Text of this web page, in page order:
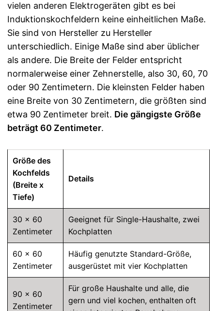
vielen anderen Elektrogeräten gibt es bei
Induktionskochfeldern keine einheitlichen Maße.
Sie sind von Hersteller zu Hersteller
unterschiedlich. Einige Maße sind aber üblicher
als andere. Die Breite der Felder entspricht
normalerweise einer Zehnerstelle, also 30, 60, 70
oder 90 Zentimetern. Die kleinsten Felder haben
eine Breite von 30 Zentimetern, die größten sind
etwa 90 Zentimeter breit. Die gängigste Größe
beträgt 60 Zentimeter.
Größe des
Kochfelds
(Breite x
Tiefe)
Details
30 x 60
Zentimeter
Geeignet für Single-Haushalte, zwei
Kochplatten
60 x 60
Zentimeter
Häufig genutzte Standard-Größe,
ausgerüstet mit vier Kochplatten
90 x 60
Zentimeter
Für große Haushalte und alle, die
gern und viel kochen, enthalten oft